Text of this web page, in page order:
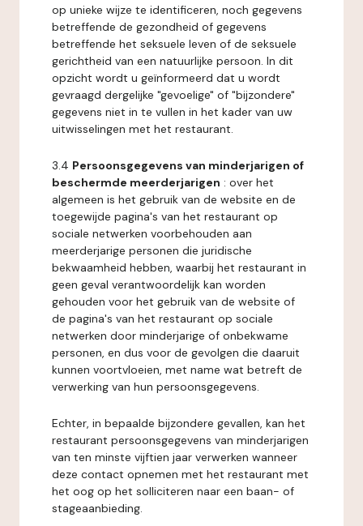
op unieke wijze te identificeren, noch gegevens
betreffende de gezondheid of gegevens
betreffende het seksuele leven of de seksuele
gerichtheid van een natuurlijke persoon. In dit
opzicht wordt u geïnformeerd dat u wordt
gevraagd dergelijke "gevoelige" of "bijzondere"
gegevens niet in te vullen in het kader van uw
uitwisselingen met het restaurant.
3.4 Persoonsgegevens van minderjarigen of
beschermde meerderjarigen : over het
algemeen is het gebruik van de website en de
toegewijde pagina's van het restaurant op
sociale netwerken voorbehouden aan
meerderjarige personen die juridische
bekwaamheid hebben, waarbij het restaurant in
geen geval verantwoordelijk kan worden
gehouden voor het gebruik van de website of
de pagina's van het restaurant op sociale
netwerken door minderjarige of onbekwame
personen, en dus voor de gevolgen die daaruit
kunnen voortvloeien, met name wat betreft de
verwerking van hun persoonsgegevens.
Echter, in bepaalde bijzondere gevallen, kan het
restaurant persoonsgegevens van minderjarigen
van ten minste vijftien jaar verwerken wanneer
deze contact opnemen met het restaurant met
het oog op het solliciteren naar een baan- of
stageaanbieding.